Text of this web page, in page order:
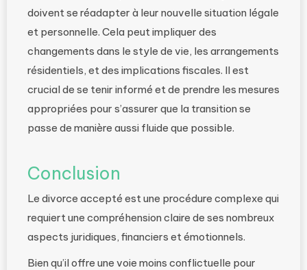
doivent se réadapter à leur nouvelle situation légale
et personnelle. Cela peut impliquer des
changements dans le style de vie, les arrangements
résidentiels, et des implications fiscales. Il est
crucial de se tenir informé et de prendre les mesures
appropriées pour s’assurer que la transition se
passe de manière aussi fluide que possible.
Conclusion
Le divorce accepté est une procédure complexe qui
requiert une compréhension claire de ses nombreux
aspects juridiques, financiers et émotionnels.
Bien qu’il offre une voie moins conflictuelle pour